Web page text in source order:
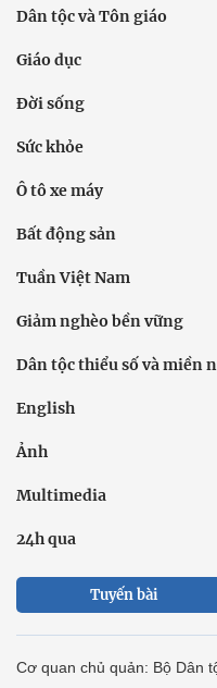
Dân tộc và Tôn giáo
Giáo dục
Đời sống
Sức khỏe
Ô tô xe máy
Bất động sản
Tuần Việt Nam
Giảm nghèo bền vững
Dân tộc thiểu số và miền
English
Ảnh
Multimedia
24h qua
Tuyến bài
Cơ quan chủ quản: Bộ Dân